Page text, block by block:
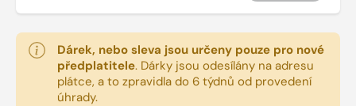
Dárek, nebo sleva jsou určeny pouze pro nové
předplatitele. Dárky jsou odesílány na adresu
plátce, a to zpravidla do 6 týdnů od provedení
úhrady.